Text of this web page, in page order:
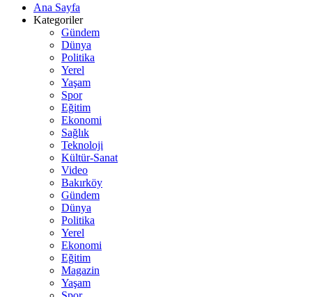
Ana Sayfa
Kategoriler
Gündem
Dünya
Politika
Yerel
Yaşam
Spor
Eğitim
Ekonomi
Sağlık
Teknoloji
Kültür-Sanat
Video
Bakırköy
Gündem
Dünya
Politika
Yerel
Ekonomi
Eğitim
Magazin
Yaşam